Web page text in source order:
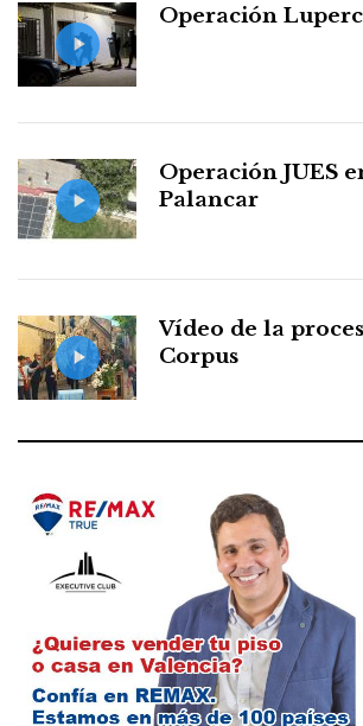
Operación
Operación JUES
Palancar
Vídeo de la
Corpus